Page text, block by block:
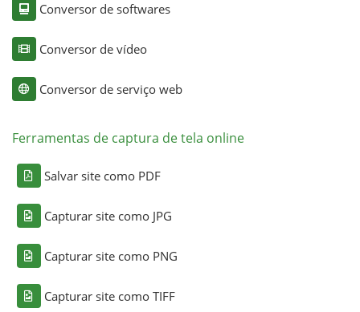
Conversor de softwares
Conversor de vídeo
Conversor de serviço web
Ferramentas de captura de tela online
Salvar site como PDF
Capturar site como JPG
Capturar site como PNG
Capturar site como TIFF